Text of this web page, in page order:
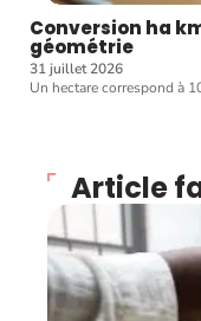
Conversion ha
géométrie
31 juillet 2026
Un hectare correspond à
Article